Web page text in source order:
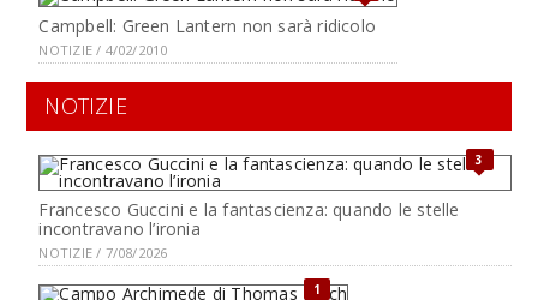
Campbell: Green Lantern non sarà ridicolo
NOTIZIE / 4/02/2010
NOTIZIE
3
Francesco Guccini e la fantascienza: quando le stelle
incontravano l’ironia
NOTIZIE / 7/08/2026
1